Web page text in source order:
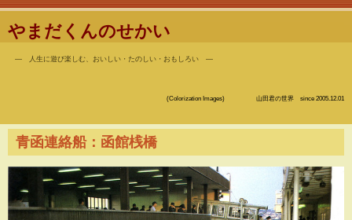
やまだくんのせかい
― 人生に遊び楽しむ、おいしい・たのしい・おもしろい ―
(Colorization Images) 山田君の世界 since 2005.12.01
青函連絡船：函館桟橋